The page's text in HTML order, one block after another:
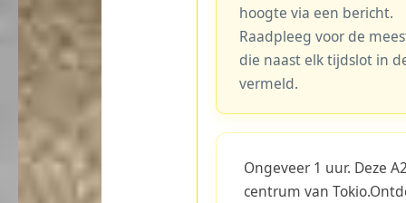
hoogte via een bericht.
Raadpleeg voor de
die naast elk tijdslot in
vermeld.
Ongeveer 1 uur. Deze
centrum van